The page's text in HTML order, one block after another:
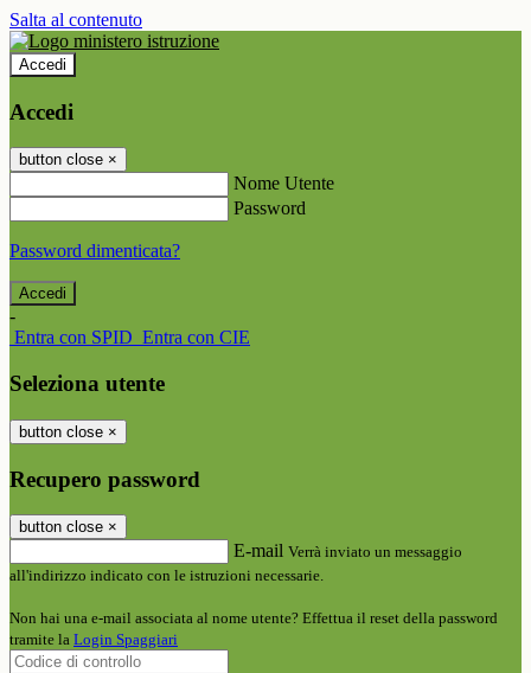
Salta al contenuto
Accedi
Accedi
button close ×
Nome Utente
Password
Password dimenticata?
-
Entra con SPID Entra con CIE
Seleziona utente
button close ×
Recupero password
button close ×
E-mail Verrà inviato un messaggio
all'indirizzo indicato con le istruzioni necessarie.
Non hai una e-mail associata al nome utente? Effettua il reset della password
tramite la Login Spaggiari